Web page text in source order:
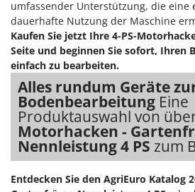
umfassender Unterstützung, die eine
dauerhafte Nutzung der Maschine
Kaufen Sie jetzt Ihre 4-PS-
Seite und beginnen Sie sofort, Ihren
einfach zu bearbeiten.
Alles rundum Geräte
Bodenbearbeitung Eine
Produktauswahl von
Motorhacken -
Nennleistung 4 PS zum
Entdecken Sie den AgriEuro Katalog